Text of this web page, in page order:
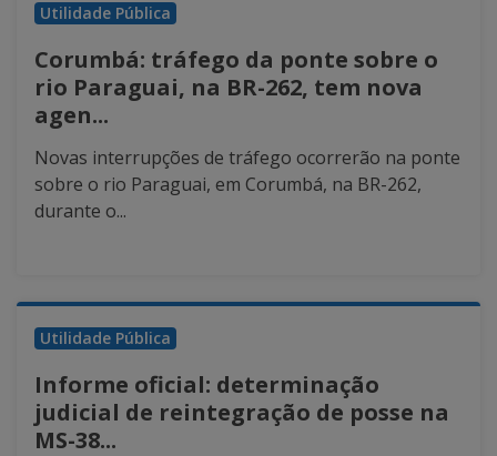
Utilidade Pública
Corumbá: tráfego da ponte sobre o
rio Paraguai, na BR-262, tem nova
agen...
Novas interrupções de tráfego ocorrerão na ponte
sobre o rio Paraguai, em Corumbá, na BR-262,
durante o...
Utilidade Pública
Informe oficial: determinação
judicial de reintegração de posse na
MS-38...